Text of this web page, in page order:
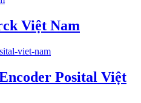
Việt Nam
Posital Việt